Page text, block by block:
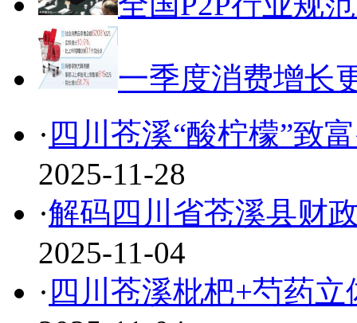
一季度消费增长
· 四川苍溪“酸柠檬”致
2025-11-28
·解码四川省苍溪县财
2025-11-04
· 四川苍溪枇杷+芍药